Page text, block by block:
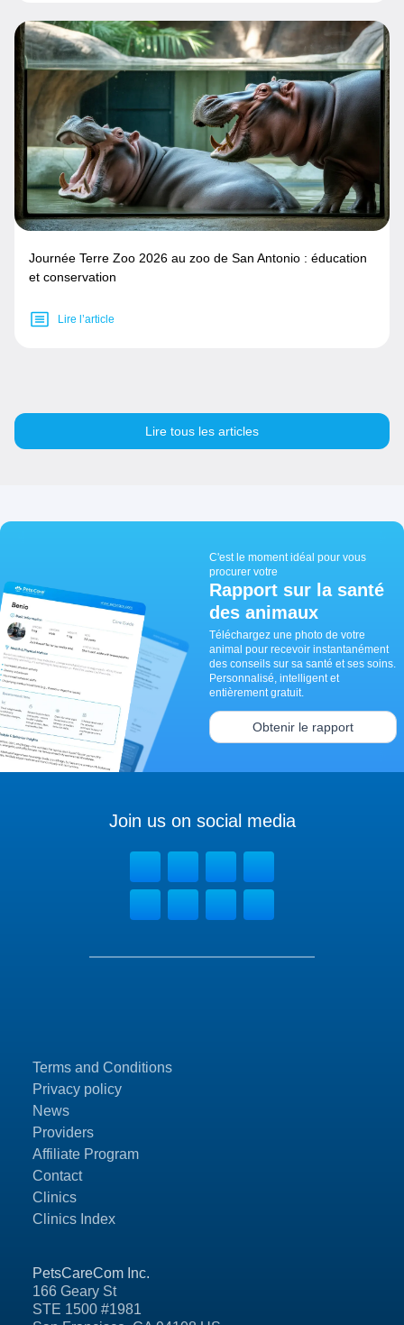
Journée Terre Zoo 2026 au zoo de San Antonio : éducation
et conservation
Lire l’article
Lire tous les articles
C'est le moment idéal pour vous
procurer votre
Rapport sur la santé
des animaux
Téléchargez une photo de votre
animal pour recevoir instantanément
des conseils sur sa santé et ses soins.
Personnalisé, intelligent et
entièrement gratuit.
Obtenir le rapport
PetsCareCom Inc.
166 Geary St
STE 1500 #1981
Terms and Conditions
Privacy policy
News
Providers
Affiliate Program
Contact
Clinics
Clinics Index
Join us on social media